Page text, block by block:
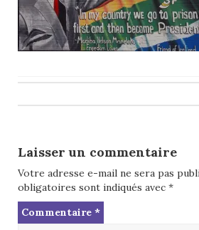
navigation
Laisser un commentaire
Votre adresse e-mail ne sera pas
obligatoires sont indiqués avec *
Commentaire *